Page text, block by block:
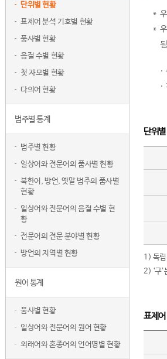
단위별 현황
표제어 분석 기호별 현황
품사별 현황
음절 수별 현황
첫 자모별 현황
다의어 현황
범주별 통계
범주별 현황
일상어와 전문어의 품사별 현황
북한어, 방언, 옛말 범주의 품사별
현황
일상어와 전문어의 음절 수별 현
황
전문어의 전문 분야별 현황
방언의 지역별 현황
원어 통계
품사별 현황
일상어와 전문어의 원어 현황
외래어와 혼종어의 언어명별 현황
단위
1) 독립
2) ‘구
표제